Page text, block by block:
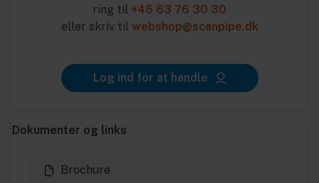
ring til +45 63 76 30 30
eller skriv til webshop@scanpipe.dk
Log ind for at handle
Dokumenter og links
Brochure